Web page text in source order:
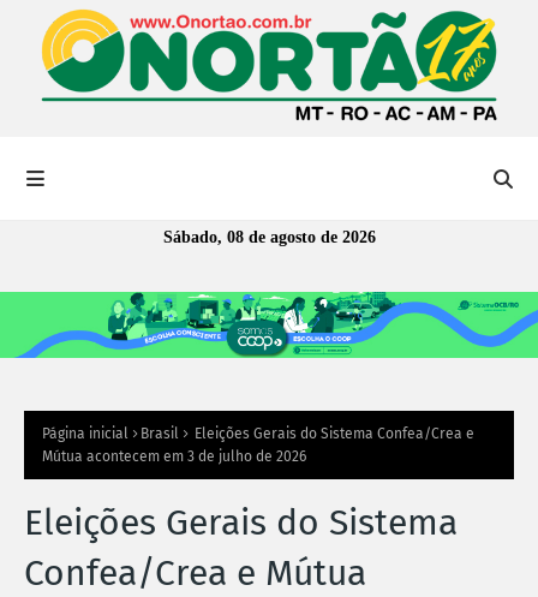
Sábado, 08 de agosto de 2026
Página inicial Brasil
Eleições Gerais do Sistema Confea/Crea e
Mútua acontecem em 3 de julho de 2026
Eleições Gerais do Sistema
Confea/Crea e Mútua